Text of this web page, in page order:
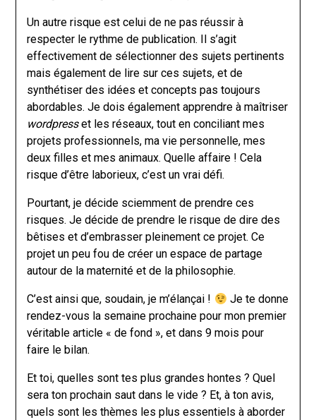
Un autre risque est celui de ne pas réussir à
respecter le rythme de publication. Il s’agit
effectivement de sélectionner des sujets pertinents
mais également de lire sur ces sujets, et de
synthétiser des idées et concepts pas toujours
abordables. Je dois également apprendre à maîtriser
wordpresset les réseaux, tout en conciliant mes
projets professionnels, ma vie personnelle, mes
deux filles et mes animaux. Quelle affaire ! Cela
risque d’être laborieux, c’est un vrai défi.
Pourtant, je décide sciemment de prendre ces
risques. Je décide de prendre le risque de dire des
bêtises et d’embrasser pleinement ce projet. Ce
projet un peu fou de créer un espace de partage
autour de la maternité et de la philosophie.
C’est ainsi que, soudain, je m’élançai !
Je te donne
rendez-vous la semaine prochaine pour mon premier
véritable article « de fond », et dans 9 mois pour
faire le bilan.
Et toi, quelles sont tes plus grandes hontes ? Quel
sera ton prochain saut dans le vide ? Et, à ton avis,
quels sont les thèmes les plus essentiels à aborder